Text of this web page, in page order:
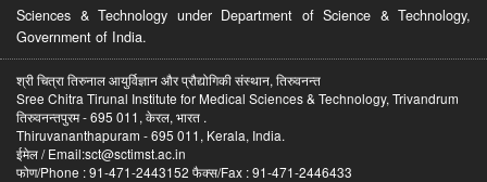
Sciences & Technology under Department of Science & Technology,
Government of India.
श्री चित्रा तिरुनाल आयुर्विज्ञान और प्रौद्योगिकी संस्थान, तिरुवनन्त
Sree Chitra Tirunal Institute for Medical Sciences & Technology, Trivandrum
तिरुवनन्तपुरम - 695 011, केरल, भारत .
Thiruvananthapuram - 695 011, Kerala, India.
ईमेल / Email:sct@sctimst.ac.in
फोण/Phone : 91-471-2443152 फैक्स/Fax : 91-471-2446433